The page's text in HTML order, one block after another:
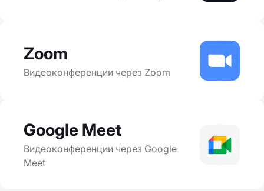
Zoom
Видеоконференции через Zoom
Google Meet
Видеоконференции через Google
Meet